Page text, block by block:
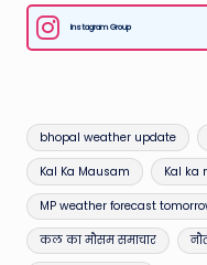
Instagram Group
Tags:
bhopal weather update
Kal Ka Mausam Kal ka
MP weather forecast
कल का मौसम समाचार